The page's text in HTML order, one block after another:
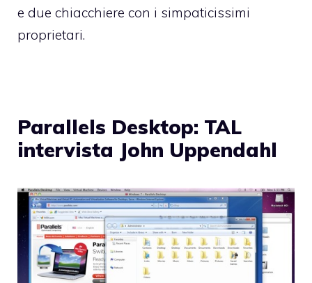
e due chiacchiere con i simpaticissimi
proprietari.
Parallels Desktop: TAL
intervista John Uppendahl